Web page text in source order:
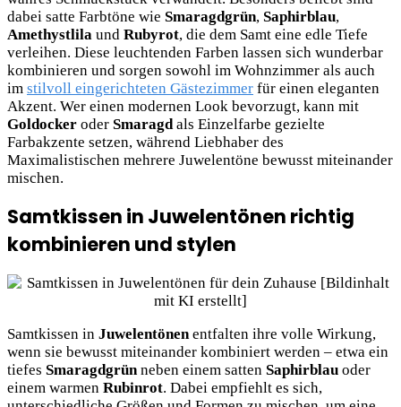
dabei satte Farbtöne wie Smaragdgrün, Saphirblau,
Amethystlila und Rubyrot, die dem Samt eine edle Tiefe
verleihen. Diese leuchtenden Farben lassen sich wunderbar
kombinieren und sorgen sowohl im Wohnzimmer als auch
im stilvoll eingerichteten Gästezimmer für einen eleganten
Akzent. Wer einen modernen Look bevorzugt, kann mit
Goldocker oder Smaragdals Einzelfarbe gezielte
Farbakzente setzen, während Liebhaber des
Maximalistischen mehrere Juwelentöne bewusst miteinander
mischen.
Samtkissen in Juwelentönen richtig
kombinieren und stylen
Samtkissen in Juwelentönenentfalten ihre volle Wirkung,
wenn sie bewusst miteinander kombiniert werden – etwa ein
tiefes Smaragdgrünneben einem satten Saphirblau oder
einem warmen Rubinrot. Dabei empfiehlt es sich,